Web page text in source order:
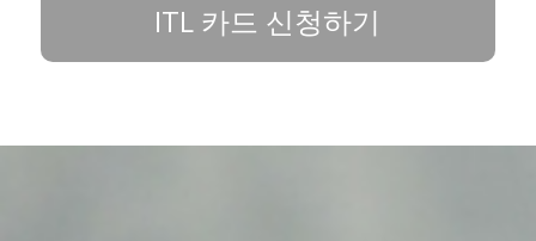
ITL 카드 신청하기